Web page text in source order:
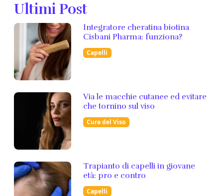
Ultimi Post
Integratore cheratina biotina
Cisbani Pharma: funziona?
Capelli
Via le macchie cutanee ed evitare
che tornino sul viso
Cura del Viso
Trapianto di capelli in giovane
età: pro e contro
Capelli